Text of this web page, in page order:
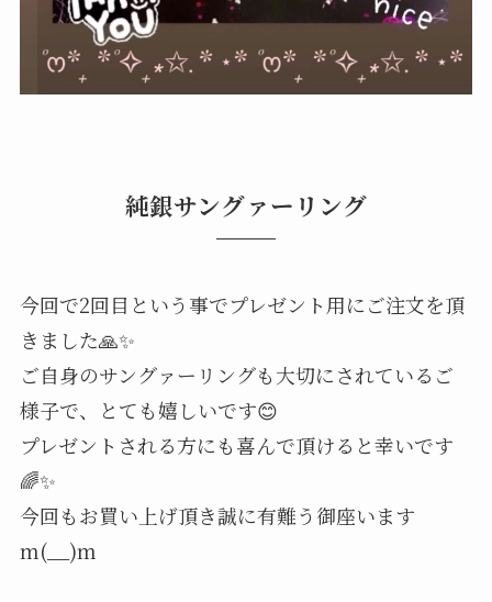
純銀サングァーリング
今回で2回目という事でプレゼント用にご注文を頂
きました🙏✨
ご自身のサングァーリングも大切にされているご
様子で、とても嬉しいです😊
プレゼントされる方にも喜んで頂けると幸いです
🌈✨
今回もお買い上げ頂き誠に有難う御座います
m(__)m